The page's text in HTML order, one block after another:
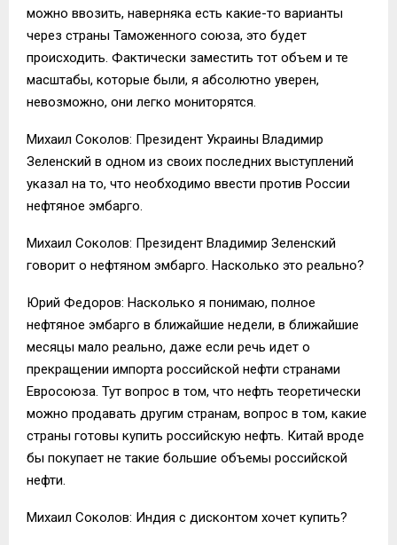
можно ввозить, наверняка есть какие-то варианты
через страны Таможенного союза, это будет
происходить. Фактически заместить тот объем и те
масштабы, которые были, я абсолютно уверен,
невозможно, они легко мониторятся.
Михаил Соколов: Президент Украины Владимир
Зеленский в одном из своих последних выступлений
указал на то, что необходимо ввести против России
нефтяное эмбарго.
Михаил Соколов: Президент Владимир Зеленский
говорит о нефтяном эмбарго. Насколько это реально?
Юрий Федоров: Насколько я понимаю, полное
нефтяное эмбарго в ближайшие недели, в ближайшие
месяцы мало реально, даже если речь идет о
прекращении импорта российской нефти странами
Евросоюза. Тут вопрос в том, что нефть теоретически
можно продавать другим странам, вопрос в том, какие
страны готовы купить российскую нефть. Китай вроде
бы покупает не такие большие объемы российской
нефти.
Михаил Соколов: Индия с дисконтом хочет купить?